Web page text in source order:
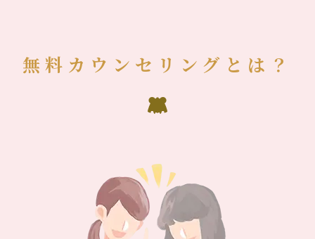
無料カウンセリングとは？